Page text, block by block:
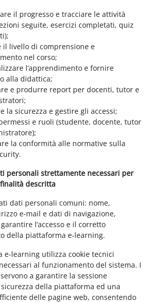
il progresso e tracciare le attività
seguite, esercizi completati, quiz
il livello di comprensione e
nel corso;
l’apprendimento e fornire
alla didattica;
e produrre report per docenti, tutor e
la sicurezza e gestire gli accessi;
e ruoli (studente, docente, tutor
la conformità alle normative sulla
personali strettamente necessari per
descritta
dati personali comuni: nome,
e-mail e dati di navigazione,
l’accesso e il corretto
della piattaforma e-learning.
e-learning utilizza cookie tecnici
al funzionamento del sistema. I
a garantire la sessione
sicurezza della piattaforma ed una
delle pagine web, consentendo